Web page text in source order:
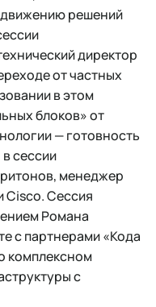
решений
директор
от частных
в этом
блоков» от
— готовность
сессии
менеджер
Cisco. Сессия
Романа
с партнерами «Кода
комплексном
с